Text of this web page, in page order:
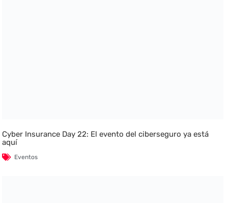
Cyber Insurance Day 22: El evento del ciberseguro ya está
aquí
Eventos